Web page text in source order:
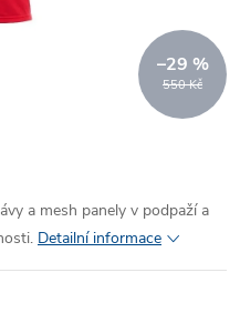
550 Kč
–29 %
a mesh panely v podpaží a
Detailní informace